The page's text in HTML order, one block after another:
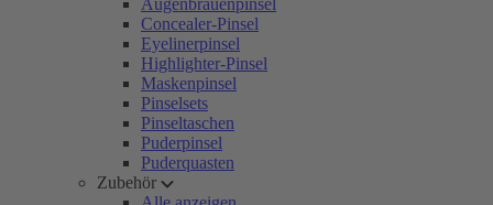
Augenbrauenpinsel
Concealer-Pinsel
Eyelinerpinsel
Highlighter-Pinsel
Maskenpinsel
Pinselsets
Pinseltaschen
Puderpinsel
Puderquasten
Zubehör